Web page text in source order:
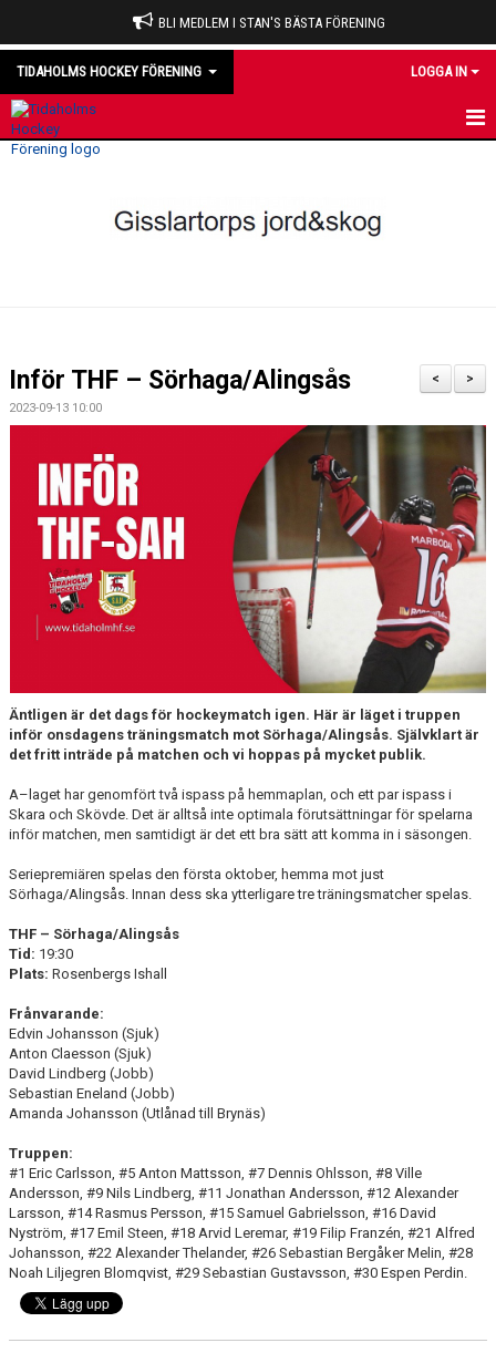
BLI MEDLEM I STAN'S BÄSTA FÖRENING
TIDAHOLMS HOCKEY FÖRENING LOGGA IN
MATCHER
MEDLEM
KIOSKEN
THF UNGDOMSPOLICY - RÖDA TRÅD
PROFILKLÄDER
BILDGALLERI
TRISSBOLAGET
DOKUMENT
ALLMÄNHETENS ÅKNING
FÖRSÄKRING
>
<
Inför THF – Sörhaga/Alingsås
2023-09-13 10:00
Äntligen är det dags för hockeymatch igen. Här är läget i truppen
inför onsdagens träningsmatch mot Sörhaga/Alingsås. Självklart är
det fritt inträde på matchen och vi hoppas på mycket publik.
A–laget har genomfört två ispass på hemmaplan, och ett par ispass i
Skara och Skövde. Det är alltså inte optimala förutsättningar för spelarna
inför matchen, men samtidigt är det ett bra sätt att komma in i säsongen.
Seriepremiären spelas den första oktober, hemma mot just
Sörhaga/Alingsås. Innan dess ska ytterligare tre träningsmatcher spelas.
THF – Sörhaga/Alingsås
Tid: 19:30
Plats: Rosenbergs Ishall
Frånvarande:
Edvin Johansson (Sjuk)
Anton Claesson (Sjuk)
David Lindberg (Jobb)
Sebastian Eneland (Jobb)
Amanda Johansson (Utlånad till Brynäs)
Truppen:
#1 Eric Carlsson, #5 Anton Mattsson, #7 Dennis Ohlsson, #8 Ville
Andersson, #9 Nils Lindberg, #11 Jonathan Andersson, #12 Alexander
Larsson, #14 Rasmus Persson, #15 Samuel Gabrielsson, #16 David
Nyström, #17 Emil Steen, #18 Arvid Leremar, #19 Filip Franzén, #21 Alfred
Johansson, #22 Alexander Thelander, #26 Sebastian Bergåker Melin, #28
Noah Liljegren Blomqvist, #29 Sebastian Gustavsson, #30 Espen Perdin.